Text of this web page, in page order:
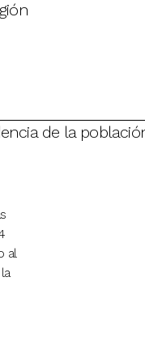
de la
al